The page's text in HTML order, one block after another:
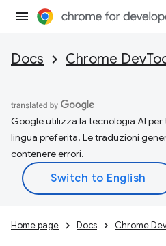
Docs Chrome
Google utilizza la tecnologia AI
lingua preferita. Le traduzioni
contenere errori.
Home page Docs Chrome